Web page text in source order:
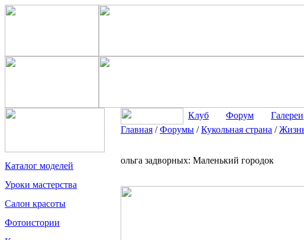
Каталог моделей
Уроки мастерства
Салон красоты
Фотоистории
Клуб Форум Галереи
Главная /Форумы /Кукольная страна /
ольга задворных: Маленький городок